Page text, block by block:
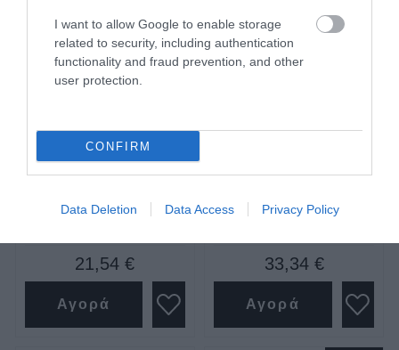
I want to allow Google to enable storage
related to security, including authentication
functionality and fraud prevention, and other
user protection.
CONFIRM
Data Deletion Data Access Privacy Policy
φερμουάρ και θήκες
Stanley
Άμεσα Διαθέσιμο
21,54 €
Αγορά
σταθερή 16" 25*44*26
Άμεσα Διαθέσιμο
33,34 €
Αγορά